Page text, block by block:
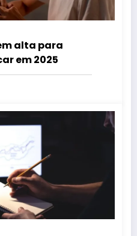
alta para
em 2025